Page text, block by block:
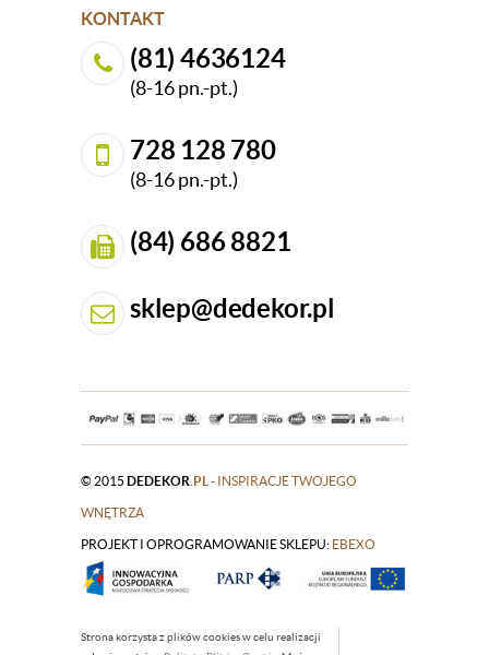
KONTAKT
(81) 4636124
(8-16 pn.-pt.)
728 128 780
(8-16 pn.-pt.)
(84) 686 8821
sklep@dedekor.pl
© 2015 DEDEKOR .PL - INSPIRACJE TWOJEGO
WNĘTRZA
|
PROJEKT I OPROGRAMOWANIE SKLEPU: EBEXO
Strona korzysta z plików cookies w celu realizacji